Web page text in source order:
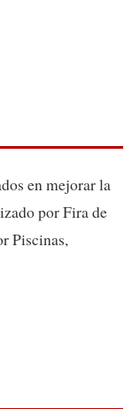
en mejorar la
por Fira de
Piscinas,